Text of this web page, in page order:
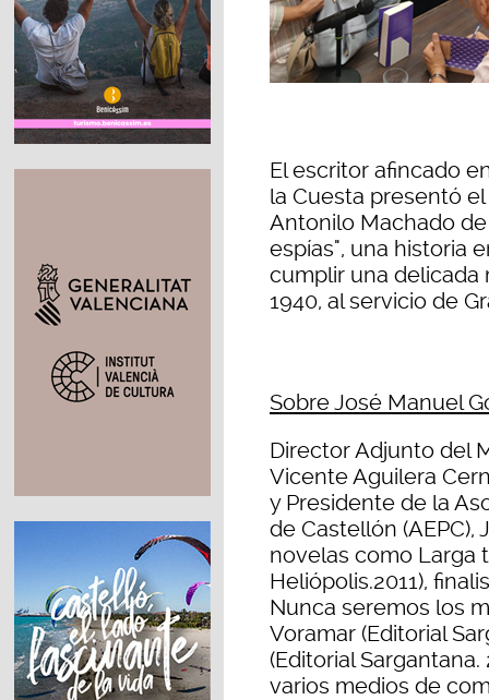
El escritor afincado
la Cuesta presentó el
Antonilo Machado
espías", una historia
cumplir una delicada
1940, al servicio de
Sobre José Manuel
Director Adjunto del
Vicente Aguilera
y Presidente de la
de Castellón
novelas como Larga
Heliópolis.2011),
Nunca seremos los
Voramar (Editorial
(Editorial
varios medios de